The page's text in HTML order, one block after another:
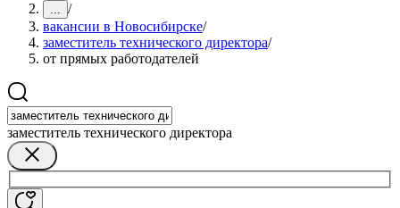
... /
вакансии в Новосибирске/
заместитель технического директора/
от прямых работодателей
заместитель технического директора